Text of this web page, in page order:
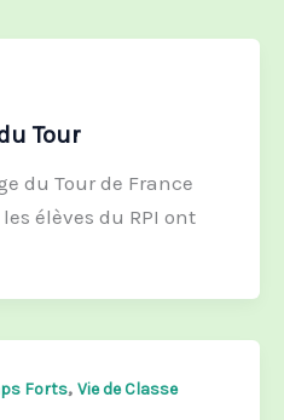
Tour
du Tour de France
élèves du RPI ont
Forts,Vie de Classe